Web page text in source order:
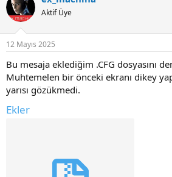
Aktif Üye
12 Mayıs 2025
Bu mesaja eklediğim .CFG dosyasını
Muhtemelen bir önceki ekranı dikey
yarısı gözükmedi.
Ekler